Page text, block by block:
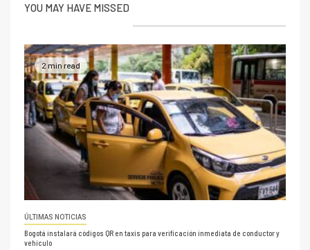
YOU MAY HAVE MISSED
2 min read
ÚLTIMAS NOTICIAS
Bogotá instalará códigos QR en taxis para verificación inmediata de conductor y
vehículo